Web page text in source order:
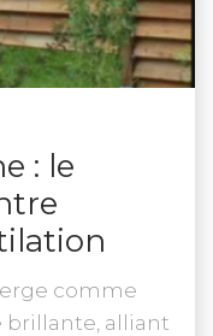
: le
comme
alliant